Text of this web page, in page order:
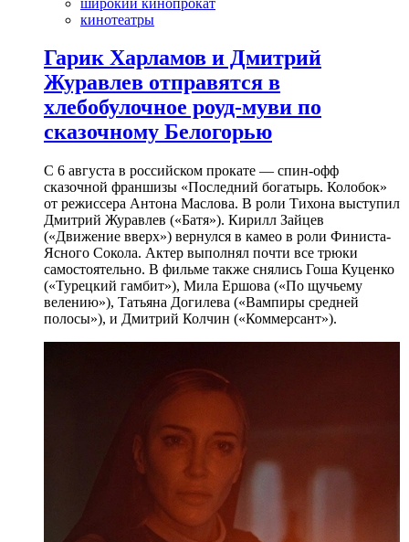
кинотеатры
Гарик Харламов и Дмитрий
Журавлев отправятся в
хлебобулочное роуд-муви по
сказочному Белогорью
С 6 августа в российском прокате — спин-офф
сказочной франшизы «Последний богатырь. Колобок»
от режиссера Антона Маслова. В роли Тихона выступил
Дмитрий Журавлев («Батя»). Кирилл Зайцев
(«Движение вверх») вернулся в камео в роли Финиста-
Ясного Сокола. Актер выполнял почти все трюки
самостоятельно. В фильме также снялись Гоша Куценко
(«Турецкий гамбит»), Мила Ершова («По щучьему
велению»), Татьяна Догилева («Вампиры средней
полосы»), и Дмитрий Колчин («Коммерсант»).